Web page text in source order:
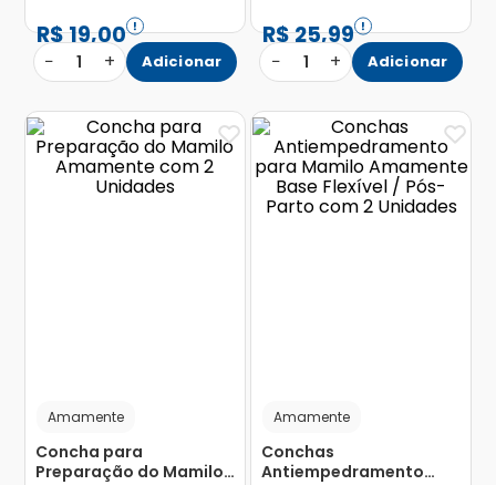
R$19,00
− 1 + Adicionar
R$25,99
− 1 + Adicionar
Amamente
Concha para
Preparação do Mamilo
Amamente
Conchas
Antiempedramento